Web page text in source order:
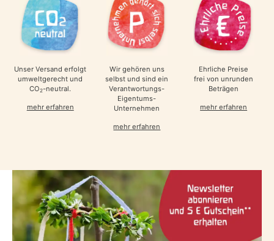
Unser Versand erfolgt
umweltgerecht und
CO2-neutral.
mehr erfahren
Wir gehören uns
selbst und sind ein
Verantwortungs-
Eigentums-
Unternehmen
mehr erfahren
Ehrliche Preise
frei von unrunden
Beträgen
mehr erfahren